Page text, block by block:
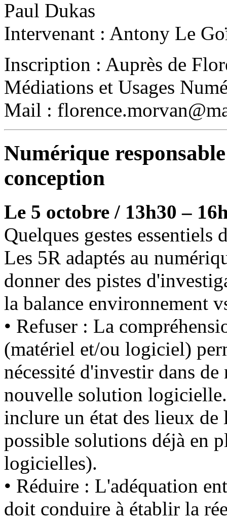
Paul Dukas
Intervenant : Antony Le
Inscription : Auprès de
Médiations et Usages
Mail :
Numérique
conception
Le 5 octobre / 13h30 –
Quelques gestes essentiels
Les 5R adaptés au
donner des pistes
la balance environnement
• Refuser : La
(matériel et/ou logiciel)
nécessité d'investir dans
nouvelle solution
inclure un état des lieux
possible solutions déjà en
logicielles).
• Réduire : L'adéquation
doit conduire à établir la